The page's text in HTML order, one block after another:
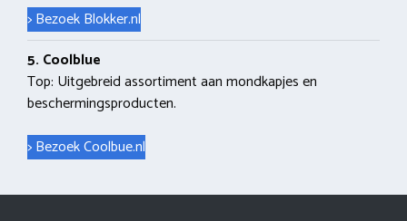
> Bezoek Blokker.nl
5. Coolblue
Top: Uitgebreid assortiment aan mondkapjes en
beschermingsproducten.
> Bezoek Coolbue.nl